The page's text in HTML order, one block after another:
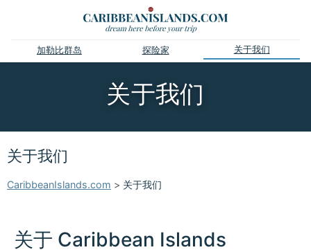
加勒比群岛 探险家 关于我们
关于我们
关于我们
CaribbeanIslands.com > 关于我们
关于 Caribbean Islands